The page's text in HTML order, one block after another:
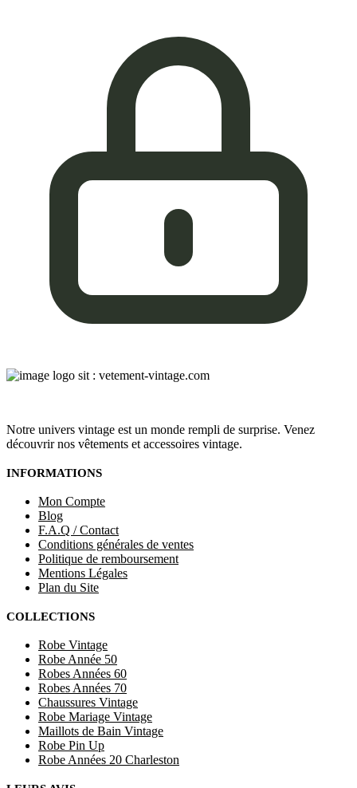
Notre univers vintage est un monde rempli de surprise. Venez
découvrir nos vêtements et accessoires vintage.
INFORMATIONS
Mon Compte
Blog
F.A.Q / Contact
Conditions générales de ventes
Politique de remboursement
Mentions Légales
Plan du Site
COLLECTIONS
Robe Vintage
Robe Année 50
Robes Années 60
Robes Années 70
Chaussures Vintage
Robe Mariage Vintage
Maillots de Bain Vintage
Robe Pin Up
Robe Années 20 Charleston